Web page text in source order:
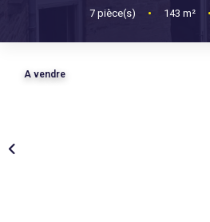
Gestion
7pièce(s) • 143 m² •
A vendre